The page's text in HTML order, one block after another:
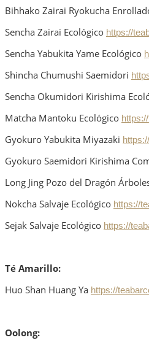
Bihhako Zairai Ryokucha
Sencha Zairai Ecológico https://
Sencha Yabukita Yame Ecológico
Shincha Chumushi Saemidori
Sencha Okumidori Kirishima
Matcha Mantoku Ecológico
Gyokuro Yabukita Miyazaki
Gyokuro Saemidori Kirishima
Long Jing Pozo del Dragón
Nokcha Salvaje Ecológico https://
Sejak Salvaje Ecológico https://
Té Amarillo:
Huo Shan Huang Ya https://
Oolong: